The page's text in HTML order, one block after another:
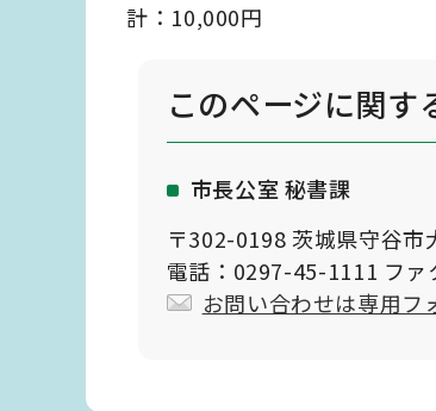
計：10,000円
このページに関す
市長公室 秘書課
〒302-0198 茨城県守谷市
電話：0297-45-1111 フ
お問い合わせは専用フ